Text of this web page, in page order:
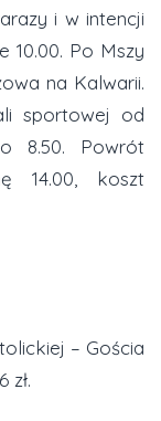
i w intencji
10.00. Po Mszy
na Kalwarii.
sportowej od
8.50. Powrót
14.00, koszt
– Gościa
zł.